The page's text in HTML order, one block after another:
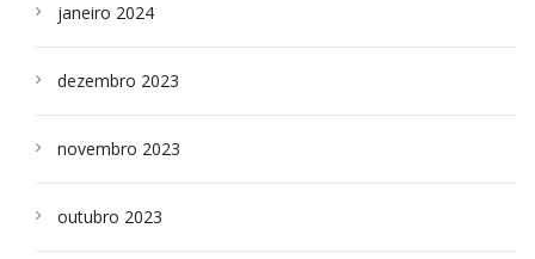
janeiro 2024
dezembro 2023
novembro 2023
outubro 2023